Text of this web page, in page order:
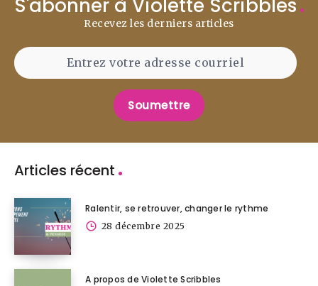
S'abonner à Violette Scribbles
Recevez les derniers articles
Soumettre
Articles récent
Ralentir, se retrouver, changer le rythme
28 décembre 2025
A propos de Violette Scribbles